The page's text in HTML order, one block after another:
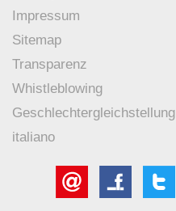
Impressum
Sitemap
Transparenz
Whistleblowing
Geschlechtergleichstellung
italiano